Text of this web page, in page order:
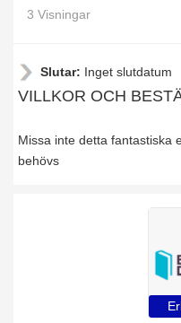
3 Visningar
Slutar: Inget slutdatum
VILLKOR OCH
Missa inte detta fantastiska
behövs